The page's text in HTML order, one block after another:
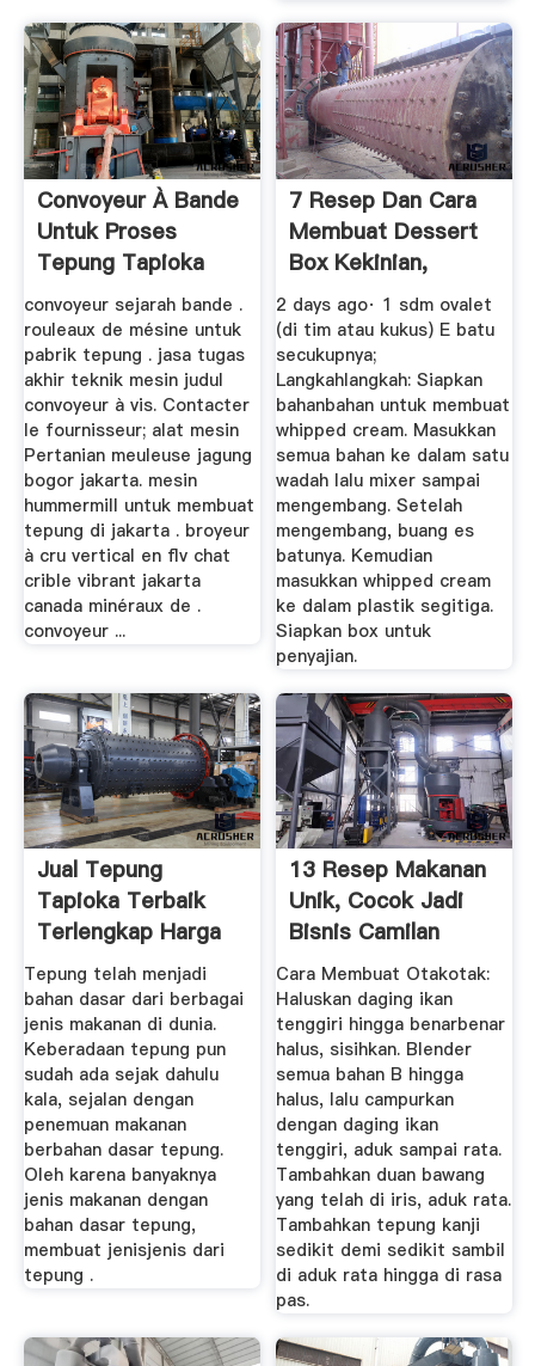
Convoyeur À Bande
Untuk Proses
Tepung Tapioka
convoyeur sejarah bande .
rouleaux de mésine untuk
pabrik tepung . jasa tugas
akhir teknik mesin judul
convoyeur à vis. Contacter
le fournisseur; alat mesin
Pertanian meuleuse jagung
bogor jakarta. mesin
hummermill untuk membuat
tepung di jakarta . broyeur
à cru vertical en flv chat
crible vibrant jakarta
canada minéraux de .
convoyeur ...
7 Resep Dan Cara
Membuat Dessert
Box Kekinian,
Mudah Dan ...
2 days ago· 1 sdm ovalet
(di tim atau kukus) E batu
secukupnya;
Langkahlangkah: Siapkan
bahanbahan untuk membuat
whipped cream. Masukkan
semua bahan ke dalam satu
wadah lalu mixer sampai
mengembang. Setelah
mengembang, buang es
batunya. Kemudian
masukkan whipped cream
ke dalam plastik segitiga.
Siapkan box untuk
penyajian.
Jual Tepung
Tapioka Terbaik
Terlengkap Harga
Murah ...
Tepung telah menjadi
bahan dasar dari berbagai
jenis makanan di dunia.
Keberadaan tepung pun
sudah ada sejak dahulu
kala, sejalan dengan
penemuan makanan
berbahan dasar tepung.
Oleh karena banyaknya
jenis makanan dengan
bahan dasar tepung,
membuat jenisjenis dari
tepung .
13 Resep Makanan
Unik, Cocok Jadi
Bisnis Camilan
Lezat Dan ...
Cara Membuat Otakotak:
Haluskan daging ikan
tenggiri hingga benarbenar
halus, sisihkan. Blender
semua bahan B hingga
halus, lalu campurkan
dengan daging ikan
tenggiri, aduk sampai rata.
Tambahkan duan bawang
yang telah di iris, aduk rata.
Tambahkan tepung kanji
sedikit demi sedikit sambil
di aduk rata hingga di rasa
pas.